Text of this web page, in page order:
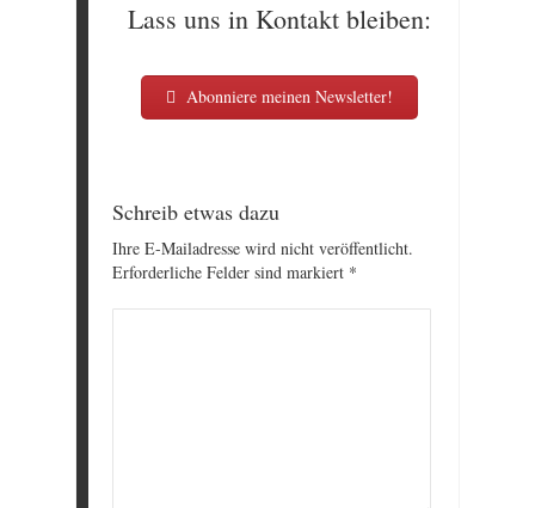
Lass uns in Kontakt bleiben:
Abonniere meinen Newsletter!
Schreib etwas dazu
Ihre E-Mailadresse wird nicht veröffentlicht.
Erforderliche Felder sind markiert *